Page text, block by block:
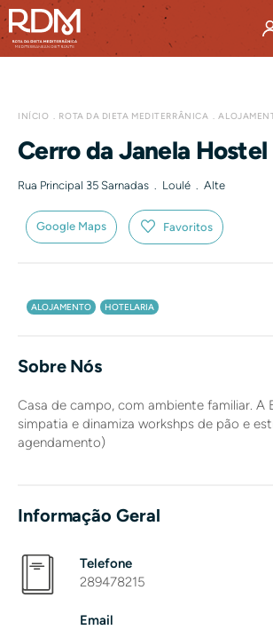
INÍCIO ROTA DA DIETA MEDITERRÂNICA
Cerro da Janela Hostel
Rua Principal 35 Sarnadas . Loulé . Alte
Google Maps Favoritos
ALOJAMENTO HOTELARIA
Sobre Nós
Casa de campo, com ambiente familiar. A
simpatia e dinamiza workshps de pão e
agendamento)
Informação Geral
Telefone
289478215
Email